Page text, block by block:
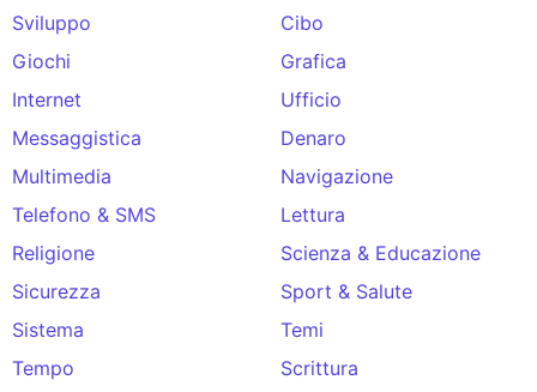
Sviluppo
Cibo
Giochi
Grafica
Internet
Ufficio
Messaggistica
Denaro
Multimedia
Navigazione
Telefono & SMS
Lettura
Religione
Scienza & Educazione
Sicurezza
Sport & Salute
Sistema
Temi
Tempo
Scrittura